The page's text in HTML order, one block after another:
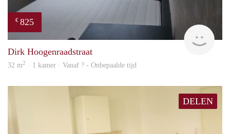
€ 825
Dirk Hoogenraadstraat
32 m2 · 1 kamer · Vanaf ? - Onbepaalde tijd
DELEN